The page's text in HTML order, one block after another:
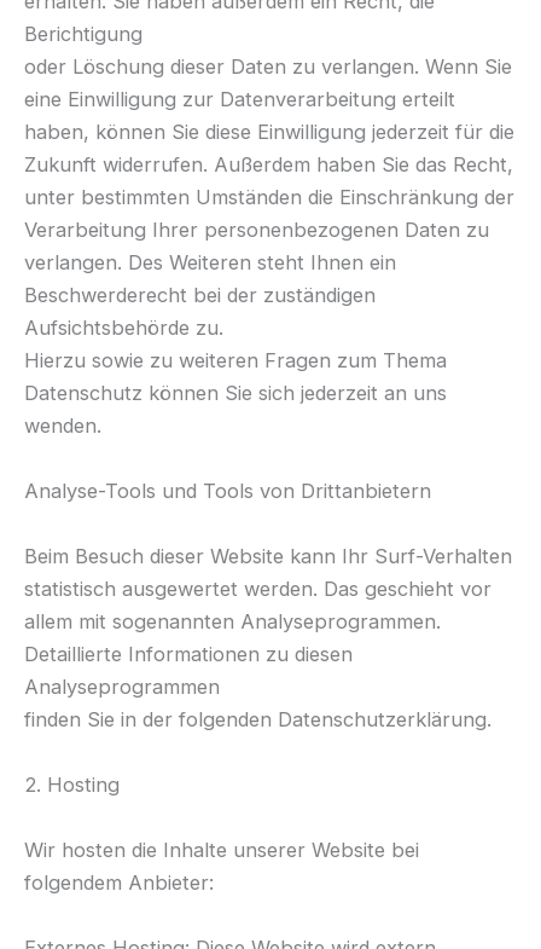
Berichtigung
oder Löschung dieser Daten zu verlangen. Wenn Sie
eine Einwilligung zur Datenverarbeitung erteilt
haben, können Sie diese Einwilligung jederzeit für die
Zukunft widerrufen. Außerdem haben Sie das Recht,
unter bestimmten Umständen die Einschränkung der
Verarbeitung Ihrer personenbezogenen Daten zu
verlangen. Des Weiteren steht Ihnen ein
Beschwerderecht bei der zuständigen
Aufsichtsbehörde zu.
Hierzu sowie zu weiteren Fragen zum Thema
Datenschutz können Sie sich jederzeit an uns
wenden.
Analyse-Tools und Tools von Drittanbietern
Beim Besuch dieser Website kann Ihr Surf-Verhalten
statistisch ausgewertet werden. Das geschieht vor
allem mit sogenannten Analyseprogrammen.
Detaillierte Informationen zu diesen
Analyseprogrammen
finden Sie in der folgenden Datenschutzerklärung.
2. Hosting
Wir hosten die Inhalte unserer Website bei
folgendem Anbieter: